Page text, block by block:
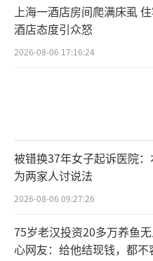
上海一酒店房间爬满床虱
酒店态度引众怒
2026-08-06 17:16:24
被错换37年女子起诉医院
为两家人讨说法
2026-08-06 09:27:26
75岁老汉投资20多万养鱼
心网友：给他结现钱，都不